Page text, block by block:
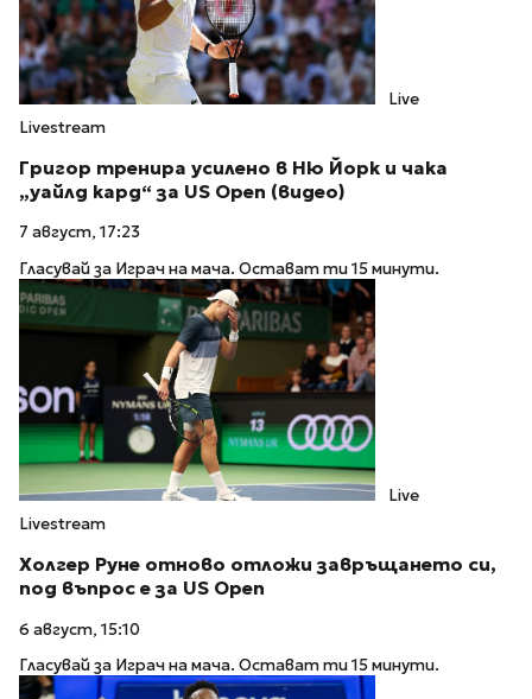
Live
Livestream
Григор тренира усилено в Ню Йорк и чака
„уайлд кард“ за US Open (видео)
7 август, 17:23
Гласувай за Играч на мача. Остават ти 15 минути.
Live
Livestream
Холгер Руне отново отложи завръщането си,
под въпрос е за US Open
6 август, 15:10
Гласувай за Играч на мача. Остават ти 15 минути.